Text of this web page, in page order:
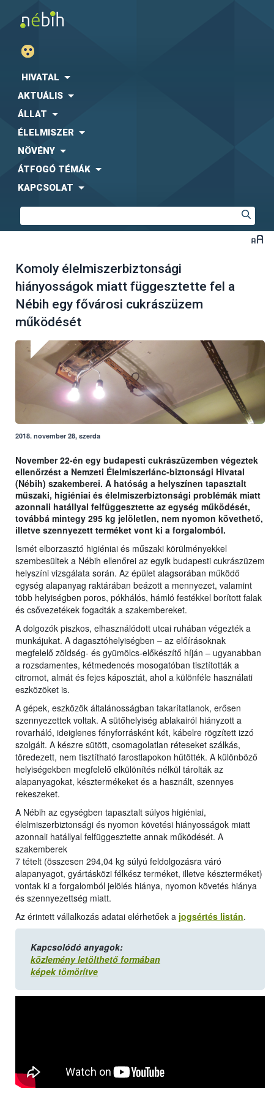
HIVATAL
AKTUÁLIS
ÁLLAT
ÉLELMISZER
NÖVÉNY
ÁTFOGÓ TÉMÁK
KAPCSOLAT
Komoly élelmiszerbiztonsági
hiányosságok miatt függesztette fel a
Nébih egy fővárosi cukrászüzem
működését
2018. november 28, szerda
November 22-én egy budapesti cukrászüzemben végeztek
ellenőrzést a Nemzeti Élelmiszerlánc-biztonsági Hivatal
(Nébih) szakemberei. A hatóság a helyszínen tapasztalt
műszaki, higiéniai és élelmiszerbiztonsági problémák miatt
azonnali hatállyal felfüggesztette az egység működését,
továbbá mintegy 295 kg jelöletlen, nem nyomon követhető,
illetve szennyezett terméket vont ki a forgalomból.
Ismét elborzasztó higiéniai és műszaki körülményekkel
szembesültek a Nébih ellenőrei az egyik budapesti cukrászüzem
helyszíni vizsgálata során. Az épület alagsorában működő
egység alapanyag raktárában beázott a mennyezet, valamint
több helyiségben poros, pókhálós, hámló festékkel borított falak
és csővezetékek fogadták a szakembereket.
A dolgozók piszkos, elhasználódott utcai ruhában végezték a
munkájukat. A dagasztóhelyiségben – az előírásoknak
megfelelő zöldség- és gyümölcs-előkészítő híján – ugyanabban
a rozsdamentes, kétmedencés mosogatóban tisztították a
citromot, almát és fejes káposztát, ahol a különféle használati
eszközöket is.
A gépek, eszközök általánosságban takarítatlanok, erősen
szennyezettek voltak. A sütőhelyiség ablakairól hiányzott a
rovarháló, ideiglenes fényforrásként két, kábelre rögzített izzó
szolgált. A készre sütött, csomagolatlan réteseket szálkás,
töredezett, nem tisztítható farostlapokon hűtötték. A különböző
helyiségekben megfelelő elkülönítés nélkül tárolták az
alapanyagokat, késztermékeket és a használt, szennyes
rekeszeket.
A Nébih az egységben tapasztalt súlyos higiéniai,
élelmiszerbiztonsági és nyomon követési hiányosságok miatt
azonnali hatállyal felfüggesztette annak működését. A
szakemberek
7 tételt (összesen 294,04 kg súlyú feldolgozásra váró
alapanyagot, gyártásközi félkész terméket, illetve készterméket)
vontak ki a forgalomból jelölés hiánya, nyomon követés hiánya
és szennyezettség miatt.
Az érintett vállalkozás adatai elérhetőek a jogsértés listán.
Kapcsolódó anyagok:
közlemény letölthető formában
képek tömörítve